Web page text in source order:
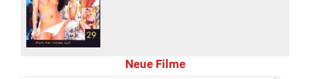
Neue Filme